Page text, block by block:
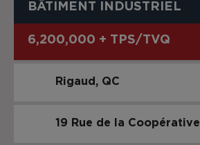
BÂTIMENT INDUSTRIEL
6,200,000 + TPS/TVQ
Rigaud QC
19 Rue de la Coopérative